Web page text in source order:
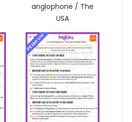
anglophone / The
USA
PREMIUM